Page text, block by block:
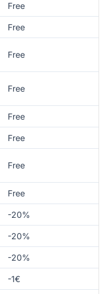
Free
Free
Free
Free
Free
Free
Free
Free
-20%
-20%
-20%
-1€